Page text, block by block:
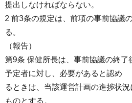
提出しなければならない。
2 前3条の規定は、前項の事前協議
る。
（報告）
第9条 保健所長は、事前協議の終了
予定者に対し、必要があると認め
るときは、当該運営計画の進捗状
ものとする。